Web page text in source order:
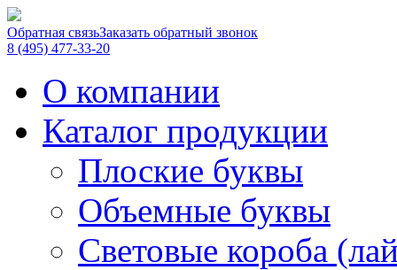
Обратная связьЗаказать обратный звонок
8 (495) 477-33-20
О компании
Каталог продукции
Плоские буквы
Объемные буквы
Световые короба